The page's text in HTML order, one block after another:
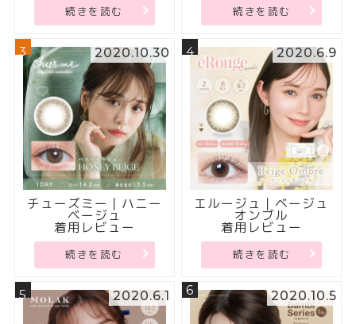
続きを読む 続きを読む
3 2020.10.30
チューズミー｜ハニー
ベージュ
着用レビュー
続きを読む
4 2020.6.9
エルージュ｜ベージュ
オンブル
着用レビュー
続きを読む
5 2020.6.1 6 2020.10.5